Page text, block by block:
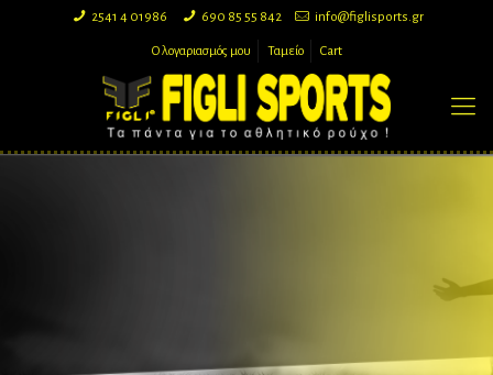
2541 4 01986 690 85 55 842 info@figlisports.gr
Ο λογαριασμός μου Ταμείο Cart